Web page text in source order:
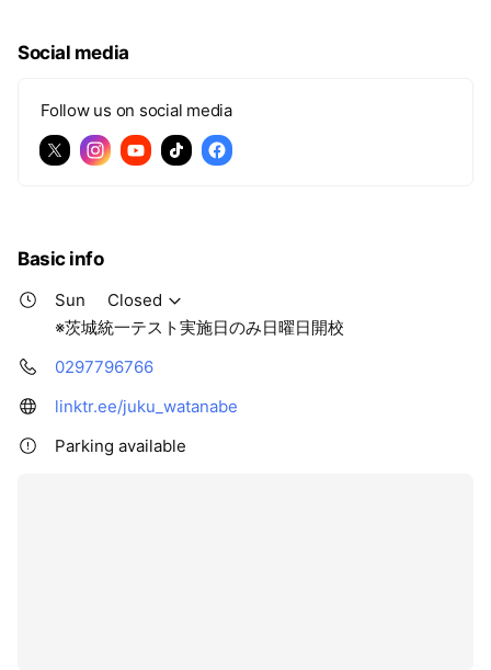
Social media
Follow us on social media
Basic info
Sun
Closed
※茨城統一テスト実施日のみ日曜日開校
0297796766
linktr.ee/juku_watanabe
Parking available